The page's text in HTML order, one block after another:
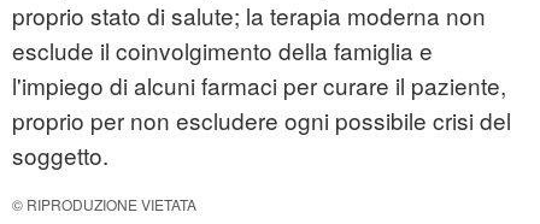
proprio stato di salute; la terapia moderna non
esclude il coinvolgimento della famiglia e
l'impiego di alcuni farmaci per curare il paziente,
proprio per non escludere ogni possibile crisi del
soggetto.
© RIPRODUZIONE VIETATA